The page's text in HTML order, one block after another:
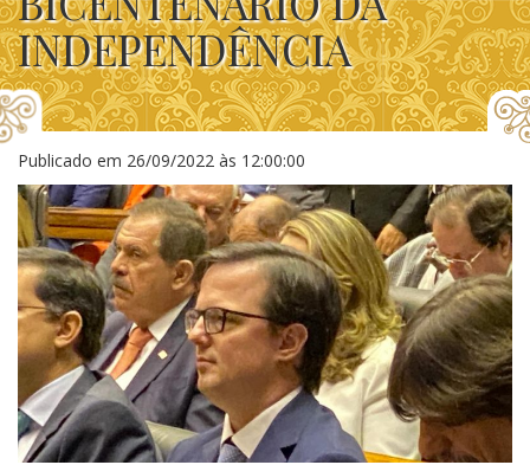
INDEPENDÊNCIA
Publicado em 26/09/2022 às 12:00:00